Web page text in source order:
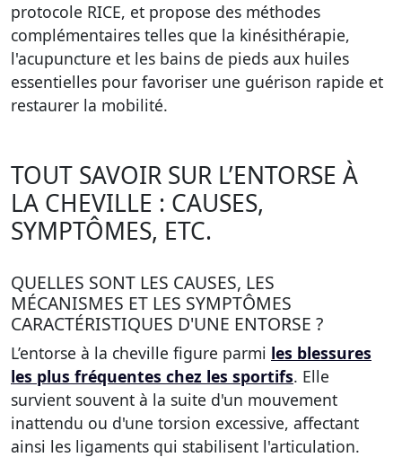
protocole RICE, et propose des méthodes
complémentaires telles que la kinésithérapie,
l'acupuncture et les bains de pieds aux huiles
essentielles pour favoriser une guérison rapide et
restaurer la mobilité.
TOUT SAVOIR SUR L’ENTORSE À
LA CHEVILLE : CAUSES,
SYMPTÔMES, ETC.
QUELLES SONT LES CAUSES, LES
MÉCANISMES ET LES SYMPTÔMES
CARACTÉRISTIQUES D'UNE ENTORSE ?
L’entorse à la cheville figure parmi les blessures
les plus fréquentes chez les sportifs. Elle
survient souvent à la suite d'un mouvement
inattendu ou d'une torsion excessive, affectant
ainsi les ligaments qui stabilisent l'articulation.